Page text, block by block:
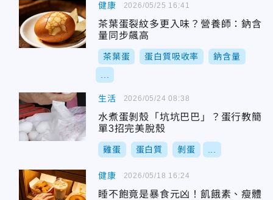
健康
茶葉蛋裂紋多更入味？營養師：鈉含
量同步飆高
茶葉蛋 蛋白質吸收率 鈉含量
2026/05/25 16:41
生活
水煮蛋剝殼「坑坑巴巴」？蛋行教簡
單3招完美脫殼
雞蛋 蛋白質 剝蛋
2026/05/24 08:38
健康
睡不飽竟是暴食元凶！飢餓素、瘦體
2026/05/18 16:24